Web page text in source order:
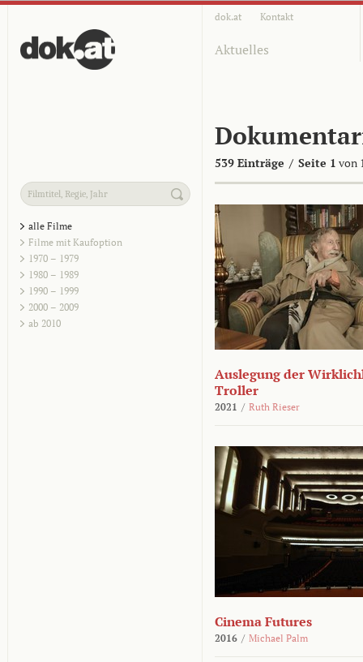
dok.at Kontakt
Aktuelles
539 Einträge / Seite 1 von
alle Filme
Filme mit Kaufoption
1970 – 1979
1980 – 1989
1990 – 1999
2000 – 2009
ab 2010
Auslegung der
Troller
2021 / Ruth Rieser
Cinema Futures
2016 / Michael Palm